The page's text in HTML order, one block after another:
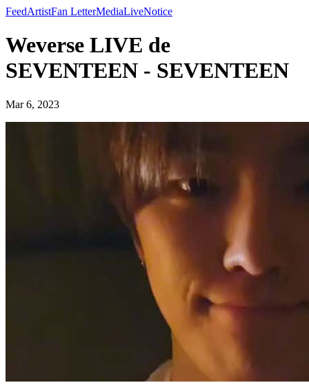
FeedArtistFan LetterMediaLiveNotice
Weverse LIVE de
SEVENTEEN - SEVENTEEN
Mar 6, 2023